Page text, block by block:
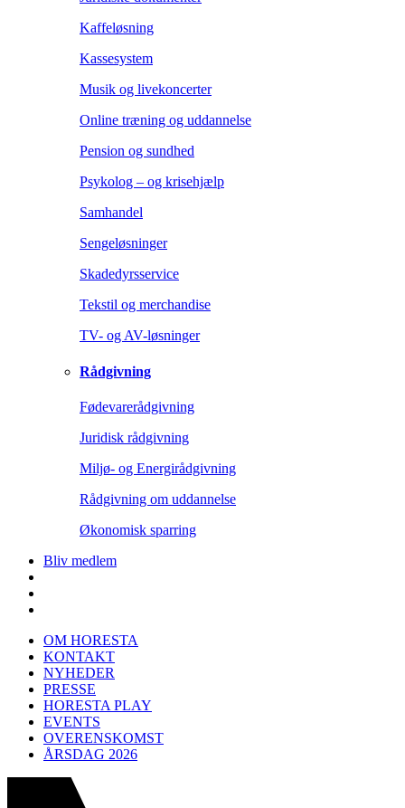
Kaffeløsning
Kassesystem
Musik og livekoncerter
Online træning og uddannelse
Pension og sundhed
Psykolog – og krisehjælp
Samhandel
Sengeløsninger
Skadedyrsservice
Tekstil og merchandise
TV- og AV-løsninger
Rådgivning
Fødevarerådgivning
Juridisk rådgivning
Miljø- og Energirådgivning
Rådgivning om uddannelse
Økonomisk sparring
Bliv medlem
OM HORESTA
KONTAKT
NYHEDER
PRESSE
HORESTA PLAY
EVENTS
OVERENSKOMST
ÅRSDAG 2026